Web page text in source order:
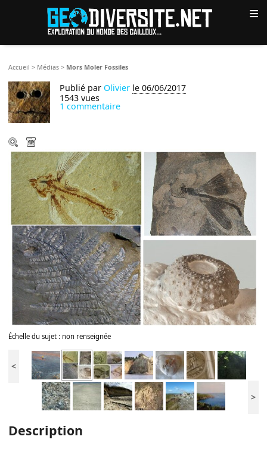
≡
Accueil > Médias > Mors Moler Fossiles
Publié par Olivier le 06/06/2017
1543 vues
1 commentaire
Échelle du sujet : non renseignée
<
>
Description